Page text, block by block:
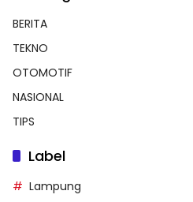
BERITA
TEKNO
OTOMOTIF
NASIONAL
TIPS
Label
Lampung